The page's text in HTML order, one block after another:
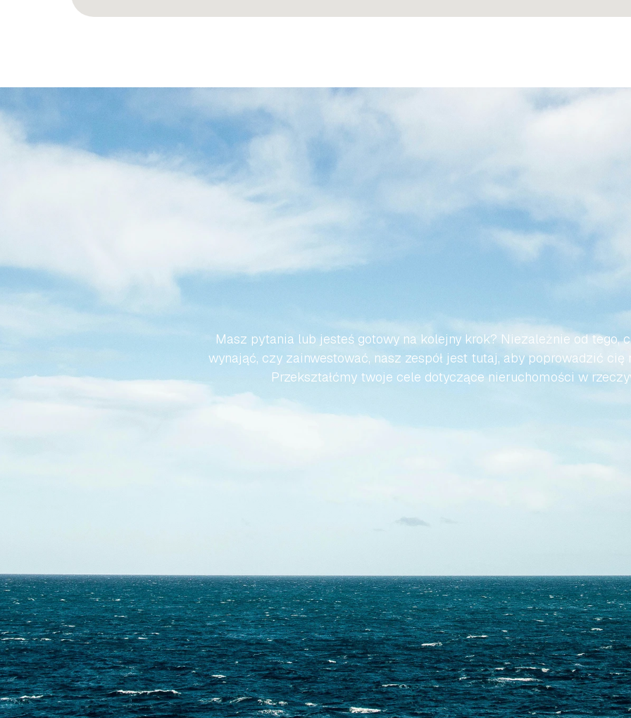
SPRAWMY, TWOJA
HISZPAŃSKIEJ
BEZWYSIŁKOWA
Masz pytania lub jesteś gotowy na kolejny krok? Niezależnie od tego,
wynająć, czy zainwestować, nasz zespół jest tutaj, aby poprowadzić cię
Przekształćmy twoje cele dotyczące nieruchomości w
Skontaktuj się z nami